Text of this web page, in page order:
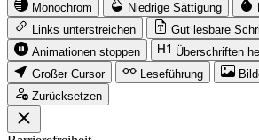
Monochrom
Niedrige Sättigung
Links unterstreichen
Gut lesbare
Animationen stoppen
Überschriften
Großer Cursor
Leseführung
Zurücksetzen